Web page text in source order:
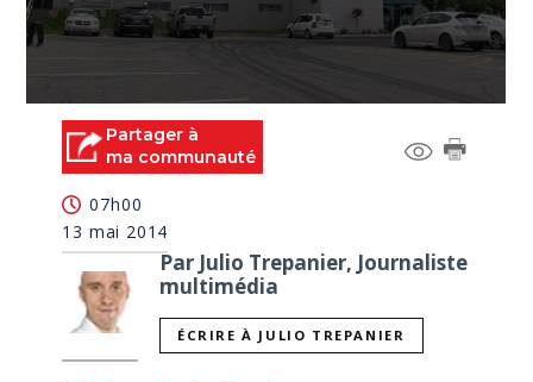
seconds
seconds
Partager à
ma communauté
07h00
13 mai 2014
Par Julio Trepanier, Journaliste
multimédia
ÉCRIRE À JULIO TREPANIER